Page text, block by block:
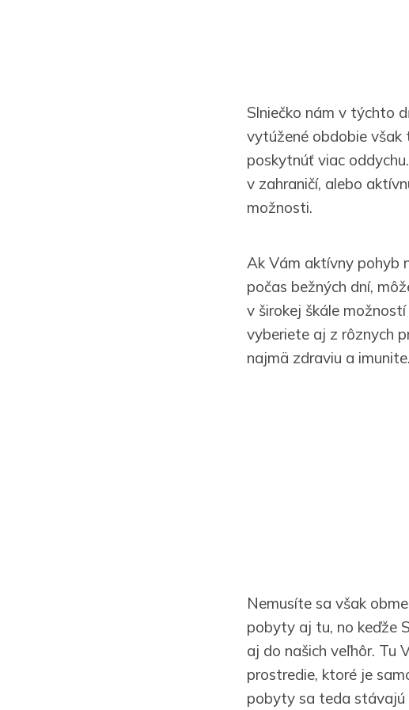
Slniečko nám v týchto
vytúžené obdobie však
poskytnúť viac
v zahraničí, alebo
možnosti.
Ak Vám aktívny pohyb
počas bežných dní,
v širokej škále
vyberiete aj z rôznych
najmä zdraviu a
Nemusíte sa však
pobyty aj tu, no keďže
aj do našich veľhôr. Tu
prostredie, ktoré je
pobyty sa teda stávajú